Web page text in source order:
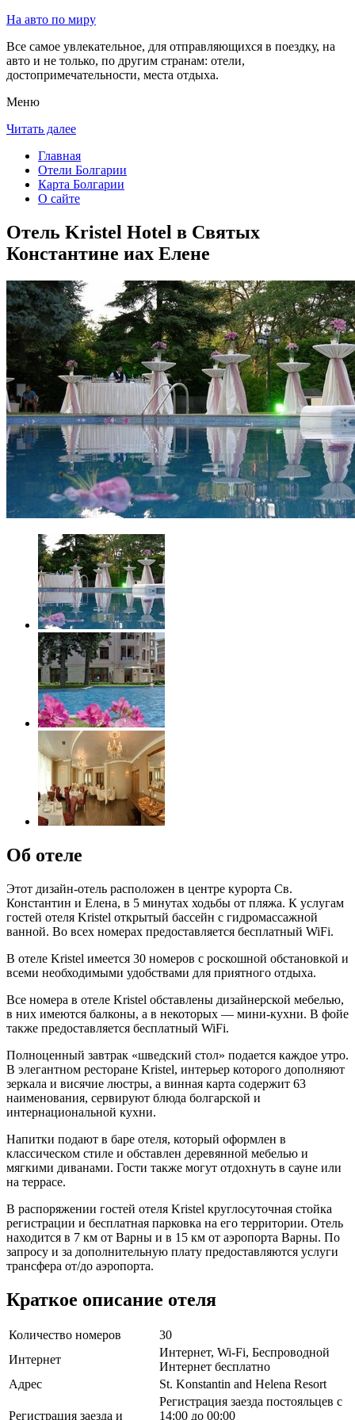
На авто по миру
Все самое увлекательное, для отправляющихся в поездку, на
авто и не только, по другим странам: отели,
достопримечательности, места отдыха.
Меню
Читать далее
Главная
Отели Болгарии
Карта Болгарии
О сайте
Отель Kristel Hotel в Святых
Константине иах Елене
Об отеле
Этот дизайн-отель расположен в центре курорта Св.
Константин и Елена, в 5 минутах ходьбы от пляжа. К услугам
гостей отеля Kristel открытый бассейн с гидромассажной
ванной. Во всех номерах предоставляется бесплатный WiFi.
В отеле Kristel имеется 30 номеров с роскошной обстановкой и
всеми необходимыми удобствами для приятного отдыха.
Все номера в отеле Kristel обставлены дизайнерской мебелью,
в них имеются балконы, а в некоторых — мини-кухни. В фойе
также предоставляется бесплатный WiFi.
Полноценный завтрак «шведский стол» подается каждое утро.
В элегантном ресторане Kristel, интерьер которого дополняют
зеркала и висячие люстры, а винная карта содержит 63
наименования, сервируют блюда болгарской и
интернациональной кухни.
Напитки подают в баре отеля, который оформлен в
классическом стиле и обставлен деревянной мебелью и
мягкими диванами. Гости также могут отдохнуть в сауне или
на террасе.
В распоряжении гостей отеля Kristel круглосуточная стойка
регистрации и бесплатная парковка на его территории. Отель
находится в 7 км от Варны и в 15 км от аэропорта Варны. По
запросу и за дополнительную плату предоставляются услуги
трансфера от/до аэропорта.
Краткое описание отеля
Количество номеров
30
Интернет
Интернет, Wi-Fi, Беспроводной
Интернет бесплатно
Адрес
St. Konstantin and Helena Resort
Регистрация заезда и
Регистрация заезда постояльцев с
14:00 до 00:00